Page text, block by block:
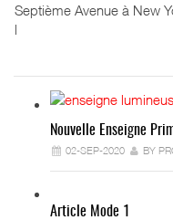
Septième Avenue à New
l
Nouvelle Enseigne
02-SEP-2020 BY
Article Mode 1